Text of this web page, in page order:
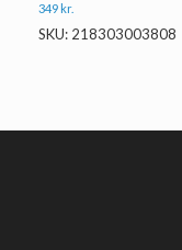
349 kr.
SKU: 218303003808